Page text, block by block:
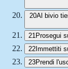
20Al bivio
21 Prosegui
22Immettiti
23Prendi